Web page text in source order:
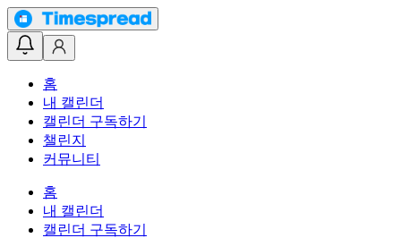
홈
내 캘린더
캘린더 구독하기
챌린지
커뮤니티
홈
내 캘린더
캘린더 구독하기